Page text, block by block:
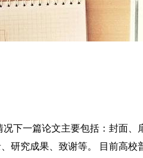
下一篇论文主要包括：封面
研究成果、致谢等。 目前高